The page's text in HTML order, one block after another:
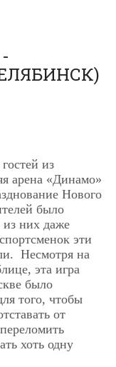
из
арена «Динамо»
Нового
было
них даже
эти
Несмотря на
эта игра
было
того, чтобы
от
хоть одну